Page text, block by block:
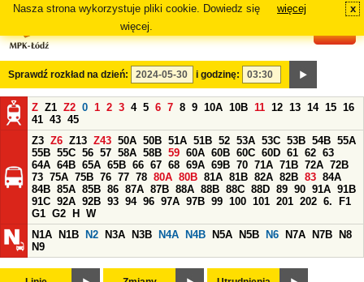
Nasza strona wykorzystuje pliki cookie. Dowiedz się
więcej.
więcej x
Sprawdź rozkład na dzień: i godzinę:
Z Z1 Z2 0 1 2 3 4 5 6 7 8 9 10A 10B 11 12 13 14 15 16
41 43 45
Z3 Z6 Z13 Z43 50A 50B 51A 51B 52 53A 53C 53B 54B 55A
55B 55C 56 57 58A 58B 59 60A 60B 60C 60D 61 62 63
64A 64B 65A 65B 66 67 68 69A 69B 70 71A 71B 72A 72B
73 75A 75B 76 77 78 80A 80B 81A 81B 82A 82B 83 84A
84B 85A 85B 86 87A 87B 88A 88B 88C 88D 89 90 91A 91B
91C 92A 92B 93 94 96 97A 97B 99 100 101 201 202 6.
F1
G1 G2 H
W
N1A
N1B N2 N3A N3B N4A N4B N5A N5B N6 N7A N7B
N8
N9